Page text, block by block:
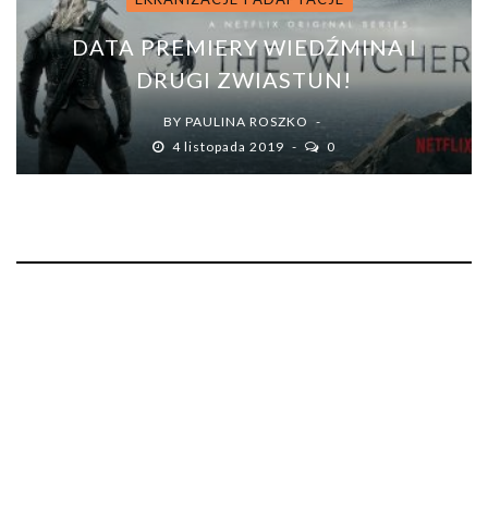
DATA PREMIERY WIEDŹMINA I
DRUGI ZWIASTUN!
BY PAULINA ROSZKO
4 listopada 2019
0